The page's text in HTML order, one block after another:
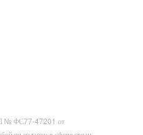
№ ФС77-47201 от